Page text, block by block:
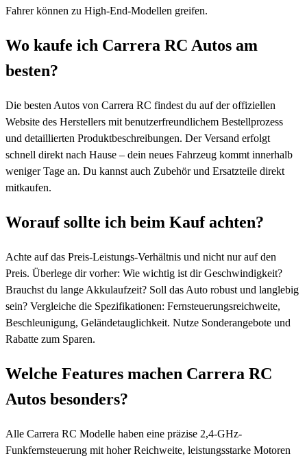
Fahrer können zu High-End-Modellen greifen.
Wo kaufe ich Carrera RC Autos am
besten?
Die besten Autos von Carrera RC findest du auf der offiziellen
Website des Herstellers mit benutzerfreundlichem Bestellprozess
und detaillierten Produktbeschreibungen. Der Versand erfolgt
schnell direkt nach Hause – dein neues Fahrzeug kommt innerhalb
weniger Tage an. Du kannst auch Zubehör und Ersatzteile direkt
mitkaufen.
Worauf sollte ich beim Kauf achten?
Achte auf das Preis-Leistungs-Verhältnis und nicht nur auf den
Preis. Überlege dir vorher: Wie wichtig ist dir Geschwindigkeit?
Brauchst du lange Akkulaufzeit? Soll das Auto robust und langlebig
sein? Vergleiche die Spezifikationen: Fernsteuerungsreichweite,
Beschleunigung, Geländetauglichkeit. Nutze Sonderangebote und
Rabatte zum Sparen.
Welche Features machen Carrera RC
Autos besonders?
Alle Carrera RC Modelle haben eine präzise 2,4-GHz-
Funkfernsteuerung mit hoher Reichweite, leistungsstarke Motoren